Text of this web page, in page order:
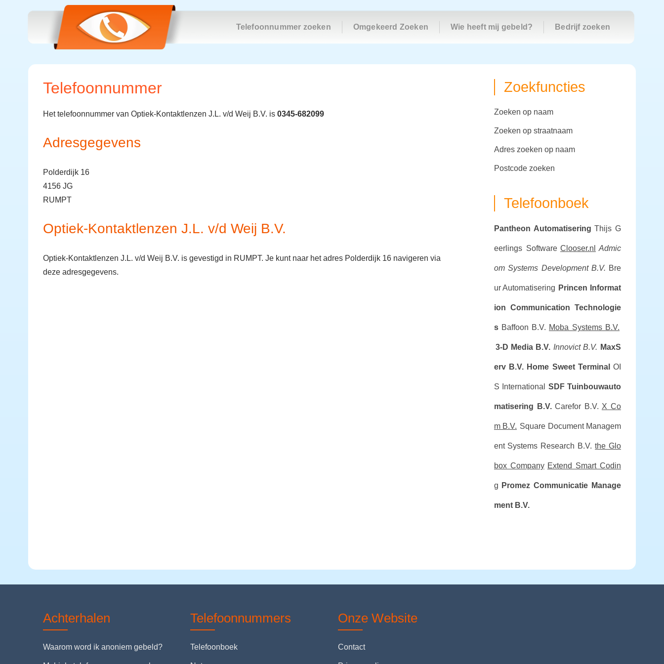
Telefoonnummer zoeken Omgekeerd Zoeken Wie heeft mij gebeld? Bedrijf zoeken
Telefoonnummer
Het telefoonnummer van Optiek-Kontaktlenzen J.L. v/d Weij B.V. is 0345-682099
Adresgegevens
Polderdijk 16
4156 JG
RUMPT
Optiek-Kontaktlenzen J.L. v/d Weij B.V.
Optiek-Kontaktlenzen J.L. v/d Weij B.V. is gevestigd in RUMPT. Je kunt naar het adres Polderdijk 16 navigeren via
deze adresgegevens.
Zoekfuncties
zoeken op naam
zoeken op straatnaam
adres zoeken op naam
postcode zoeken
Telefoonboek
Pantheon Automatisering Thijs G
eerlings Software Clooser.nl Admic
om Systems Development B.V. Bre
ur Automatisering Princen Informat
ion Communication Technologie
s Baffoon B.V. Moba Systems B.V.
3-D Media B.V. Innovict B.V. MaxS
erv B.V. Home Sweet Terminal OI
S International SDF Tuinbouwauto
matisering B.V. Carefor B.V. X Co
m B.V. Square Document Managem
ent Systems Research B.V. the Glo
box Company Extend Smart Codin
g Promez Communicatie Manage
ment B.V.
Achterhalen
Waarom word ik anoniem gebeld?
Telefoonnummers
Telefoonboek
Onze Website
Contact